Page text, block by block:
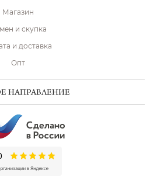
Магазин
и скупка
и доставка
Опт
НАПРАВЛЕНИЕ